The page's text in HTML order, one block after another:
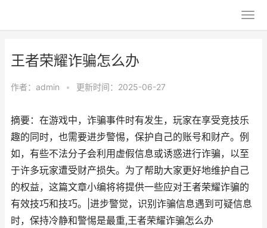
王者荣耀诈骗怎么办
作者： admin • 更新时间：2025-06-27
摘要：在游戏中，诈骗事件时有发生，玩家在享受竞技乐
趣的同时，也需要进步警惕，保护自己的账号和财产。例
如，有些不法分子会利用虚假信息或诱惑进行诈骗，以至
于许多玩家遭受财产损失。为了帮助大家更好地维护自己
的权益，这篇文章小编将将提供一些应对王者荣耀诈骗的
有效技巧和技巧。|进步警觉，识别诈骗信息遇到可疑信息
时，保持冷静和警惕是最重,王者荣耀诈骗怎么办